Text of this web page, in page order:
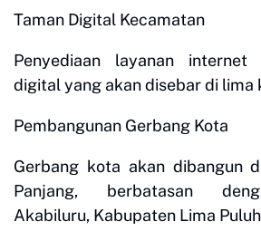
Taman Digital Kecamatan
Penyediaan layanan
digital yang akan disebar di lima
Pembangunan Gerbang Kota
Gerbang kota akan dibangun
Panjang, berbatasan
Akabiluru, Kabupaten Lima